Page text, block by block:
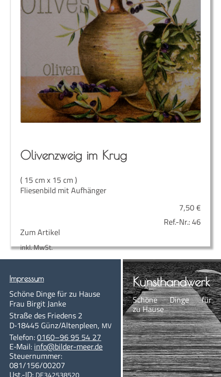
Oli­ven­zweig im Krug
( 15 cm x 15 cm )
Fliesenbild mit Aufhänger
7,50€
Ref.-Nr.:46
Zum Artikel
inkl. MwSt.
Impres­sum
Schö­ne Din­ge für zu Hause
Frau Bir­git Janke
Stra­ße des Frie­dens 2
D‑18445 Günz/Altenpleen, MV
Te­le­fon:0160–96 95 54 27
E‑Mail: info@bil­der-meer.de
Steu­er­num­mer:
081/156/00207
Kunst­hand­werk
Schö­ne Din­ge für
zu Hause